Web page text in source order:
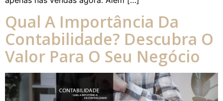
Qual A Importância Da
Contabilidade? Descubra O
Valor Para O Seu Negócio